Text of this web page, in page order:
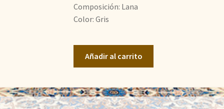
Composición: Lana
Color: Gris
Añadir al carrito